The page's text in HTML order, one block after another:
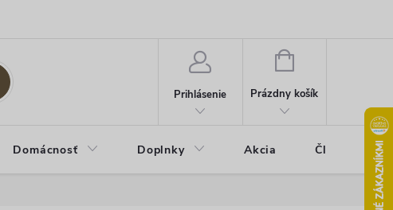
webu
Prihlásenie
NÁKUPNÝ
Prázdny košík
Domácnosť Doplnky Akcia Články